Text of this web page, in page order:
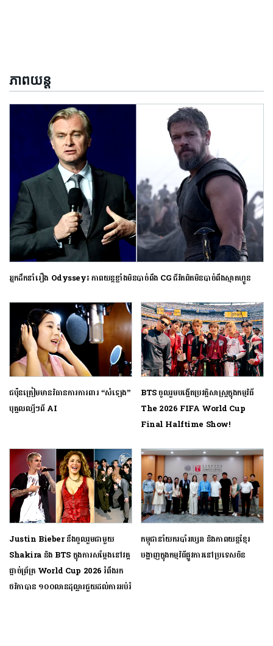
ភាពយន្ត
អ្នកដឹកនាំរឿង Odyssey៖ ភាពយន្តខ្លាំងមិនបាច់ពឹង CG ជីវិតពិតមិនបាច់ពឹងស្មាតហ្វូន
ជប៉ុនត្រៀមមានវិធានការការពារ “សំឡេង”
បុគ្គលល្បីៗពី AI
BTS ចូលរួមបង្កើតប្រវត្តិសាស្ត្រក្នុងកម្មវិធី
The 2026 FIFA World Cup
Final Halftime Show!
Justin Bieber នឹងចូលរួមជាមួយ
Shakira និង BTS ក្នុងការសម្ដែងនៅវគ្គ
ផ្ដាច់ព្រ័ត្រ World Cup 2026 រំពឹងរក
ថវិកាបាន ១០០លានដុល្លារជួយដល់ការអប់រំ
កម្ពុជា​នាំ​យក​របាំ​អប្សរា និង​ភាពយន្ត​ខ្មែរ
បង្ហាញ​ក្នុង​កម្មវិធី​ផ្លូវ​ការ​នៅ​ប្រទេស​ចិន